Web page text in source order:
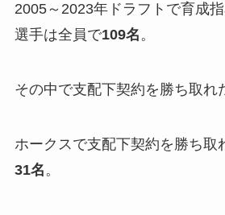
2005～2023年ドラフトで育成
選手は全員で109名。
その中で支配下契約を勝ち取れ
ホークスで支配下契約を勝ち取
31名。